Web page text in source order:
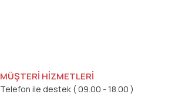
MÜŞTERİ HİZMETLERİ
Telefon ile destek ( 09.00 - 18.00 )